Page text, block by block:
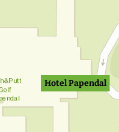
Hotel Papendal